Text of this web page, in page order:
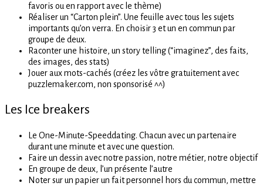
favoris ou en rapport avec le thème)
Réaliser un “Carton plein”. Une feuille avec tous les sujets
importants qu’on verra. En choisir 3 et un en commun par
groupe de deux.
Raconter une histoire, un story telling (“imaginez”, des faits,
des images, des stats)
Jouer aux mots-cachés (créez les vôtre gratuitement avec
puzzlemaker.com, non sponsorisé ^^)
Les Ice breakers
Le One-Minute-Speeddating. Chacun avec un partenaire
durant une minute et avec une question.
Faire un dessin avec notre passion, notre métier, notre objectif
En groupe de deux, l’un présente l’autre
Noter sur un papier un fait personnel hors du commun, mettre